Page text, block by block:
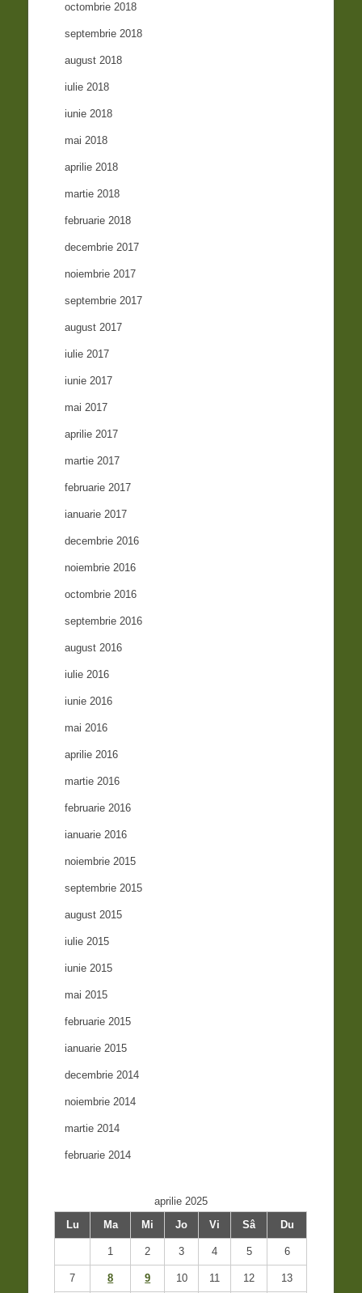
octombrie 2018
septembrie 2018
august 2018
iulie 2018
iunie 2018
mai 2018
aprilie 2018
martie 2018
februarie 2018
decembrie 2017
noiembrie 2017
septembrie 2017
august 2017
iulie 2017
iunie 2017
mai 2017
aprilie 2017
martie 2017
februarie 2017
ianuarie 2017
decembrie 2016
noiembrie 2016
octombrie 2016
septembrie 2016
august 2016
iulie 2016
iunie 2016
mai 2016
aprilie 2016
martie 2016
februarie 2016
ianuarie 2016
noiembrie 2015
septembrie 2015
august 2015
iulie 2015
iunie 2015
mai 2015
februarie 2015
ianuarie 2015
decembrie 2014
noiembrie 2014
martie 2014
februarie 2014
aprilie 2025
Lu
Ma Mi Jo Vi Sâ Du
1 2 3 4 5 6
7 8 9 10 11 12 13